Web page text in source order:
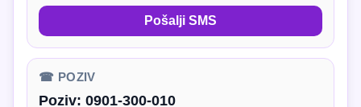
Pošalji SMS
☎ POZIV
Poziv: 0901-300-010